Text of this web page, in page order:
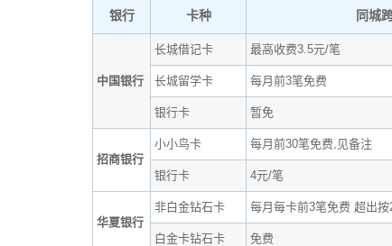
银行 卡种 同城
中国银行
长城借记卡 最高收费3.5元/笔
长城留学卡 每月前3笔免费
银行卡 暂免
招商银行
小小鸟卡 每月前30笔免费,见备注
银行卡 4元/笔
华夏银行
非白金钻石卡 每月每卡前3笔免费 超出
白金卡钻石卡 免费